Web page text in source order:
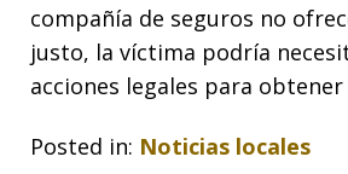
compañía de seguros no
justo, la víctima podría
acciones legales para
Posted in: Noticias locales